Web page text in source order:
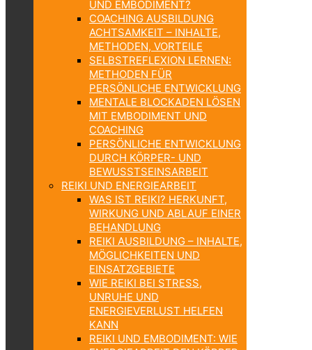
UND EMBODIMENT?
COACHING AUSBILDUNG
ACHTSAMKEIT – INHALTE,
METHODEN, VORTEILE
SELBSTREFLEXION LERNEN:
METHODEN FÜR
PERSÖNLICHE ENTWICKLUNG
MENTALE BLOCKADEN LÖSEN
MIT EMBODIMENT UND
COACHING
PERSÖNLICHE ENTWICKLUNG
DURCH KÖRPER- UND
BEWUSSTSEINSARBEIT
REIKI UND ENERGIEARBEIT
WAS IST REIKI? HERKUNFT,
WIRKUNG UND ABLAUF EINER
BEHANDLUNG
REIKI AUSBILDUNG – INHALTE,
MÖGLICHKEITEN UND
EINSATZGEBIETE
WIE REIKI BEI STRESS,
UNRUHE UND
ENERGIEVERLUST HELFEN
KANN
REIKI UND EMBODIMENT: WIE